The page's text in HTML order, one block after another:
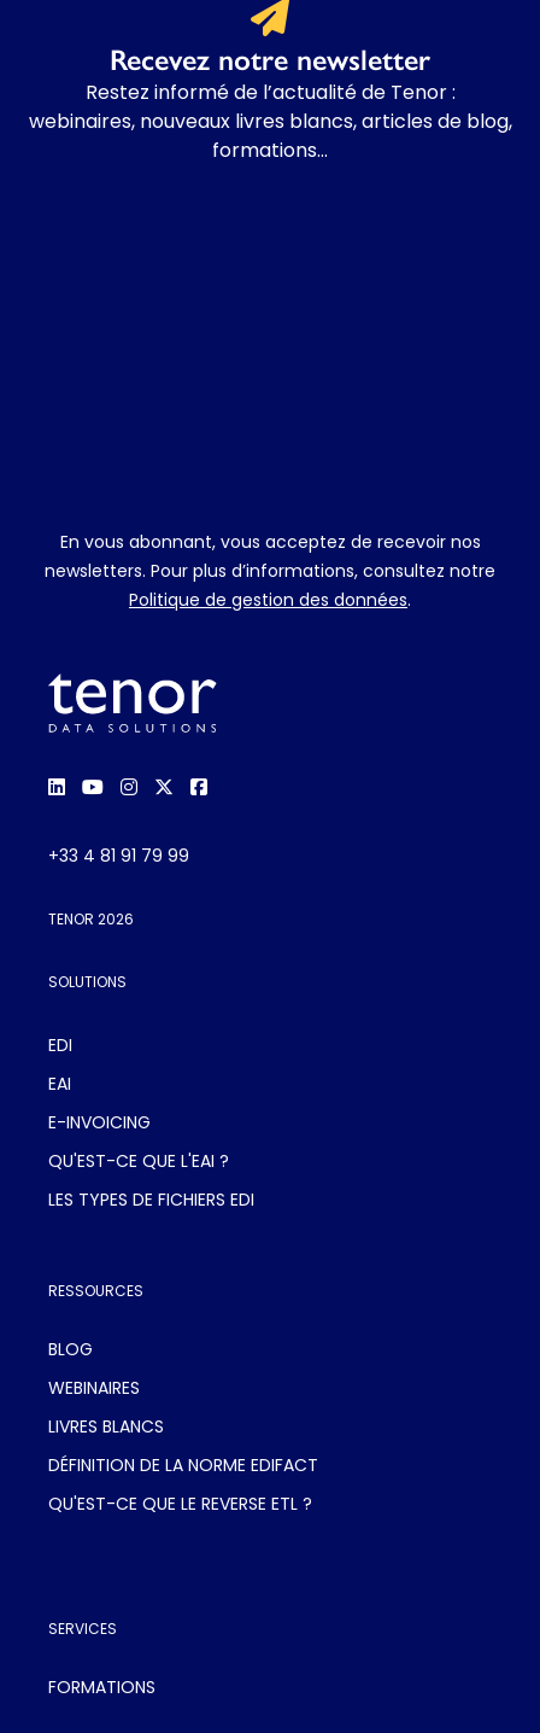
Recevez notre newsletter
Restez informé de l’actualité de Tenor :
webinaires, nouveaux livres blancs, articles de blog,
formations…
En vous abonnant, vous acceptez de recevoir nos
newsletters. Pour plus d’informations, consultez notre
Politique de gestion des données.
+33 4 81 91 79 99
TENOR 2026
SOLUTIONS
EDI
EAI
E-INVOICING
QU'EST-CE QUE L'EAI ?
LES TYPES DE FICHIERS EDI
RESSOURCES
BLOG
WEBINAIRES
LIVRES BLANCS
DÉFINITION DE LA NORME EDIFACT
QU'EST-CE QUE LE REVERSE ETL ?
SERVICES
FORMATIONS